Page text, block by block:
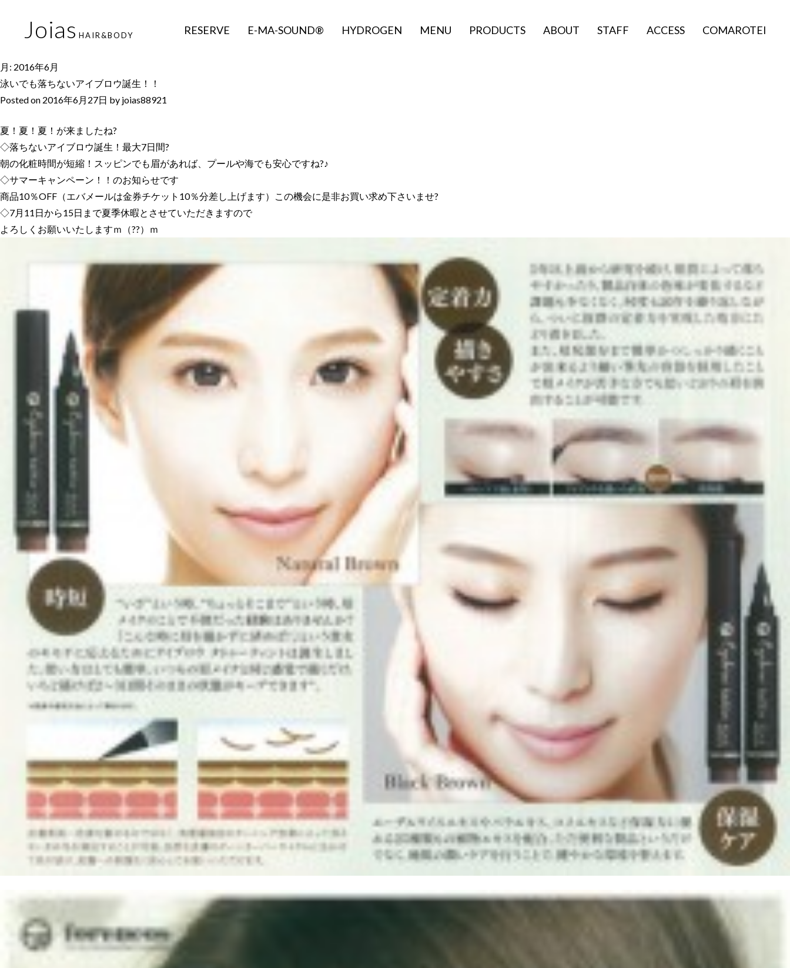
Joias HAIR&BODY RESERVE E-MA-SOUND® HYDROGEN MENU PRODUCTS ABOUT STAFF ACCESS COMAROTEI
月: 2016年6月
泳いでも落ちないアイブロウ誕生！！
Posted on 2016年6月27日 by joias88921
夏！夏！夏！が来ましたね?
◇落ちないアイブロウ誕生！最大7日間?
朝の化粧時間が短縮！スッピンでも眉があれば、プールや海でも安心ですね?♪
◇サマーキャンペーン！！のお知らせです
商品10％OFF（エバメールは金券チケット10％分差し上げます）この機会に是非お買い求め下さいませ?
◇7月11日から15日まで夏季休暇とさせていただきますので
よろしくお願いいたしますｍ（??）ｍ